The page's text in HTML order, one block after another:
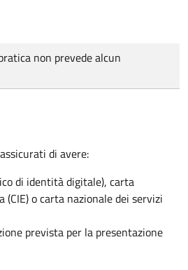
non prevede alcun
di avere:
di identità digitale), carta
(CIE) o carta nazionale dei servizi
prevista per la presentazione